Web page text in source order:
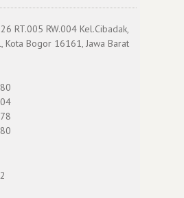
RT.005 RW.004 Kel.Cibadak,
Kota Bogor 16161, Jawa Barat